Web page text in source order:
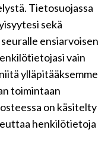
Tietosuojassa
sekä
ensiarvoisen
vain
ylläpitääksemme
toimintaan
on käsitelty
henkilötietoja